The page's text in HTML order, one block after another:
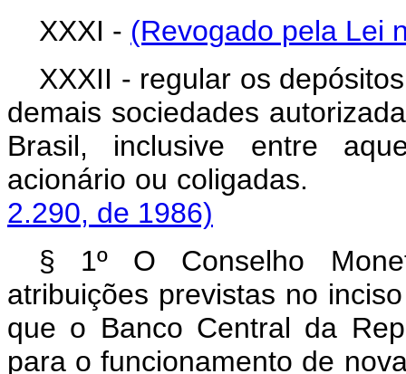
XXXI - (Revogado pela Lei
XXXII - regular os
demais sociedades
Brasil, inclusive entre
acionário ou
2.290, de 1986)
§ 1º O Conselho
atribuições previstas no
que o Banco Central da
para o funcionamento de